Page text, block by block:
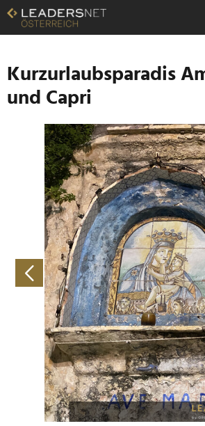
Zum
Inhalt
Zur
Navigation
Zur
Hauptnavigation
Kurzurlaubsparadis
und Capri